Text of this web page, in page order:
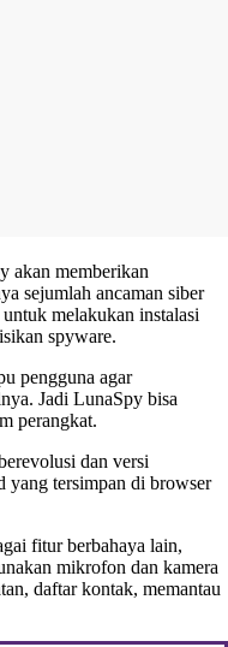
akan memberikan
sejumlah ancaman siber
melakukan instalasi
spyware.
pengguna agar
Jadi LunaSpy bisa
perangkat.
dan versi
yang tersimpan di browser
fitur berbahaya lain,
mikrofon dan kamera
daftar kontak, memantau